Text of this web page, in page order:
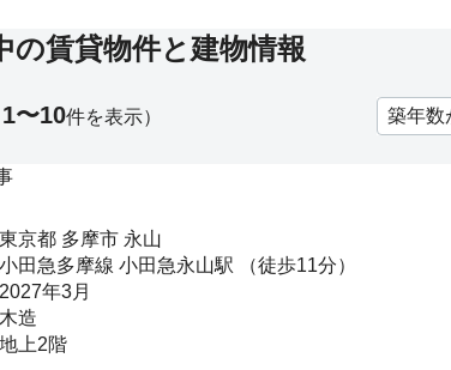
の賃貸物件と建物情報
東京都 多摩市 永山
小田急多摩線 小田急永山駅 （徒歩11分）
2027年3月
木造
地上2階
1〜10件を表示）